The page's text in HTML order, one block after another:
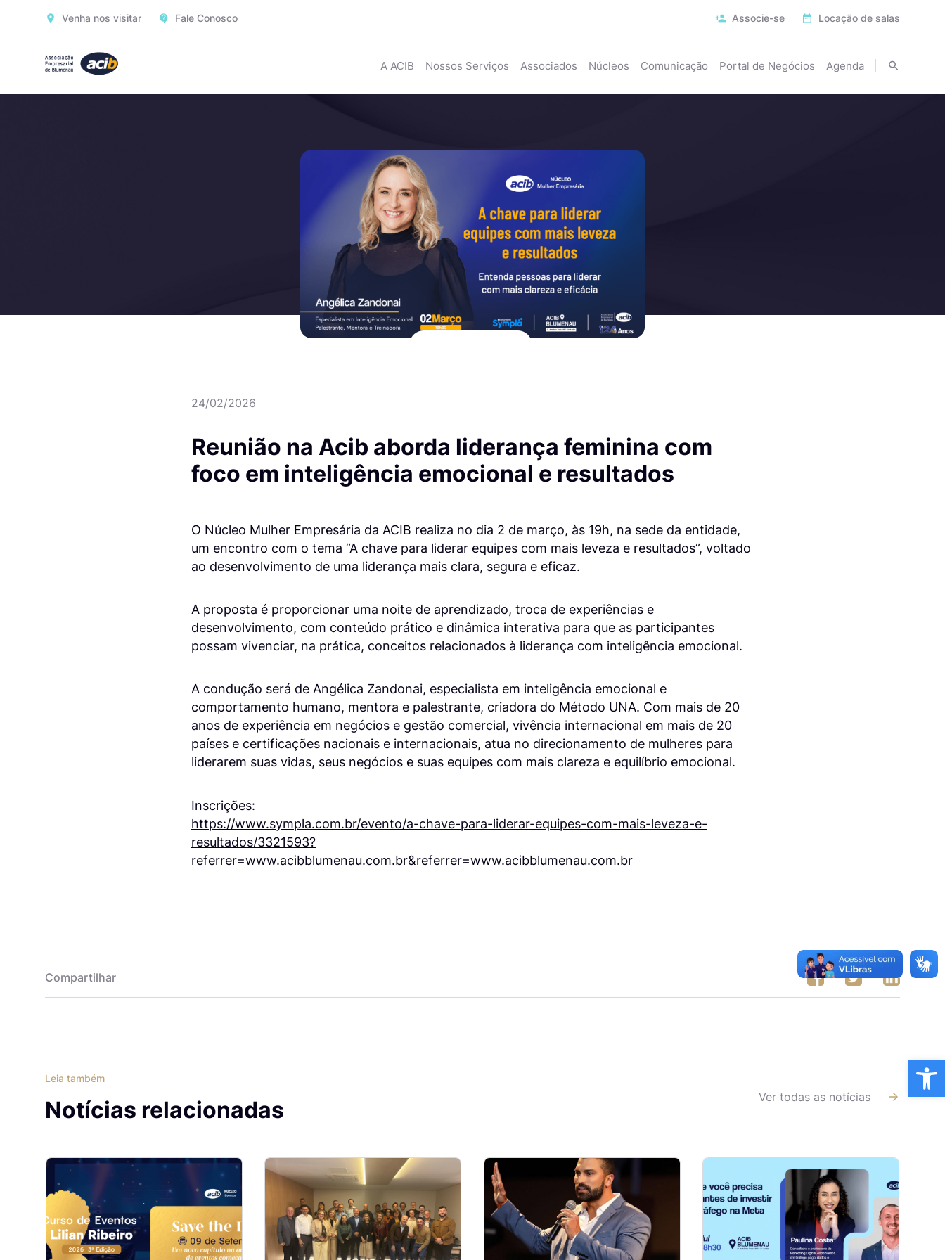
Venha nos visitar Fale Conosco Associe-se Locação de salas
A ACIB Nossos Serviços Associados Núcleos Comunicação Portal de Negócios Agenda
24/02/2026
Reunião na Acib aborda liderança feminina com
foco em inteligência emocional e resultados
O Núcleo Mulher Empresária da ACIB realiza no dia 2 de março, às 19h, na sede da entidade,
um encontro com o tema “A chave para liderar equipes com mais leveza e resultados”, voltado
ao desenvolvimento de uma liderança mais clara, segura e eficaz.
A proposta é proporcionar uma noite de aprendizado, troca de experiências e
desenvolvimento, com conteúdo prático e dinâmica interativa para que as participantes
possam vivenciar, na prática, conceitos relacionados à liderança com inteligência emocional.
A condução será de Angélica Zandonai, especialista em inteligência emocional e
comportamento humano, mentora e palestrante, criadora do Método UNA. Com mais de 20
anos de experiência em negócios e gestão comercial, vivência internacional em mais de 20
países e certificações nacionais e internacionais, atua no direcionamento de mulheres para
liderarem suas vidas, seus negócios e suas equipes com mais clareza e equilíbrio emocional.
Inscrições:
https://www.sympla.com.br/evento/a-chave-para-liderar-equipes-com-mais-leveza-e-
resultados/3321593?
referrer=www.acibblumenau.com.br&referrer=www.acibblumenau.com.br
Compartilhar
Leia também
Notícias relacionadas Ver todas as notícias